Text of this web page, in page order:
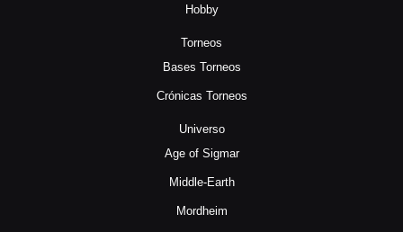
Hobby
Torneos
Bases Torneos
Crónicas Torneos
Universo
Age of Sigmar
Middle-Earth
Mordheim